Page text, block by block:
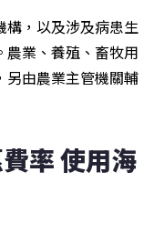
構，以及涉及病患生
業、養殖、畜牧用
另由農業主管機關輔
率 使用海